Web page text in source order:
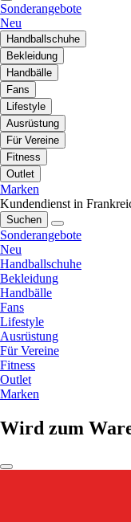
Sonderangebote
Neu
Handballschuhe
Bekleidung
Handbälle
Fans
Lifestyle
Ausrüstung
Für Vereine
Fitness
Outlet
Marken
Kundendienst in
Suchen
Sonderangebote
Neu
Handballschuhe
Bekleidung
Handbälle
Fans
Lifestyle
Ausrüstung
Für Vereine
Fitness
Outlet
Marken
Wird zum